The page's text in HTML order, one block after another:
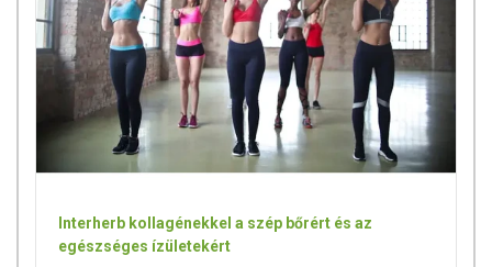
Interherb kollagénekkel a szép bőrért és az
egészséges ízületekért